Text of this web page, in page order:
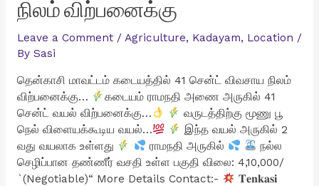
நிலம் விற்பனைக்கு
Leave a Comment / Agriculture, Kadayam, Location /
By Sasi
தென்காசி மாவட்டம் கடையத்தில் 41 சென்ட் விவசாய நிலம்
விற்பனைக்கு…
கடையம் ராமநதி அணை அருகில் 41
சென்ட் வயல் விற்பனைக்கு…
வருடத்திற்கு மூணு பூ
நெல் விளையக்கூடிய வயல்…
இந்த வயல் அருகில் 2
வது வயலாக உள்ளது
ராமநதி அருகில்
நல்ல
செழிப்பான தண்ணீர் வசதி உள்ள பகுதி விலை: 4,10,000/
`(Negotiable)“ More Details Contact:-
𝐓𝐞𝐧𝐤𝐚𝐬𝐢